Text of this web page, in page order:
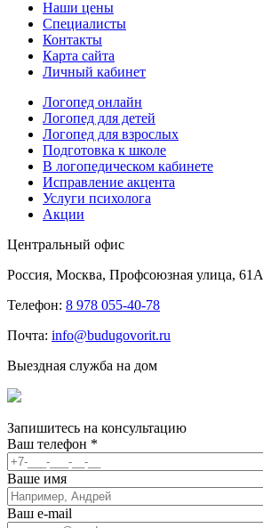
Наши цены
Специалисты
Контакты
Карта сайта
Личный кабинет
Логопед онлайн
Логопед для детей
Логопед для взрослых
Подготовка к школе
В логопедическом кабинете
Исправление акцента
Услуги психолога
Акции
Центральный офис
Россия, Москва, Профсоюзная улица, 61А
Телефон: 8 978 055-40-78
Почта: info@budugovorit.ru
Выездная служба на дом
Запишитесь на консультацию
Ваш телефон *
Ваше имя
Ваш e-mail